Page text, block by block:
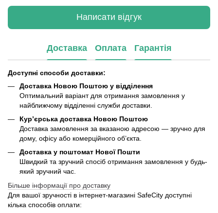
Написати відгук
Доставка Оплата Гарантія
Доступні способи доставки:
Доставка Новою Поштою у відділення
Оптимальний варіант для отримання замовлення у
найближчому відділенні служби доставки.
Кур’єрська доставка Новою Поштою
Доставка замовлення за вказаною адресою — зручно для
дому, офісу або комерційного об’єкта.
Доставка у поштомат Нової Пошти
Швидкий та зручний спосіб отримання замовлення у будь-
який зручний час.
Більше інформації про доставку
Для вашої зручності в інтернет-магазині SafeCity доступні
кілька способів оплати: